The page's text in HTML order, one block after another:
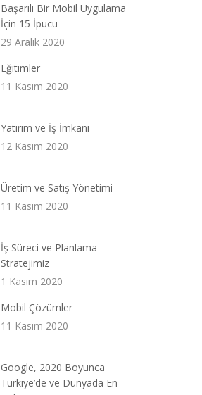
Başarılı Bir Mobil Uygulama
İçin 15 İpucu
29 Aralık 2020
Eğitimler
11 Kasım 2020
Yatırım ve İş İmkanı
12 Kasım 2020
Üretim ve Satış Yönetimi
11 Kasım 2020
İş Süreci ve Planlama
Stratejimiz
1 Kasım 2020
Mobil Çözümler
11 Kasım 2020
Google, 2020 Boyunca
Türkiye’de ve Dünyada En